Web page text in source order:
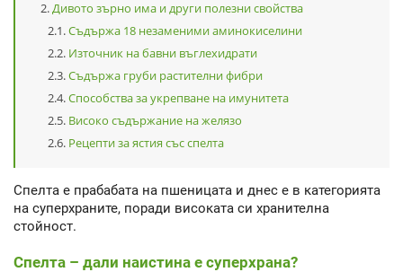
Дивото зърно има и други полезни свойства
Съдържа 18 незаменими аминокиселини
Източник на бавни въглехидрати
Съдържа груби растителни фибри
Способства за укрепване на имунитета
Високо съдържание на желязо
Рецепти за ястия със спелта
Спелта е прабабата на пшеницата и днес е в категорията
на суперхраните, поради високата си хранителна
стойност.
Спелта – дали наистина е суперхрана?